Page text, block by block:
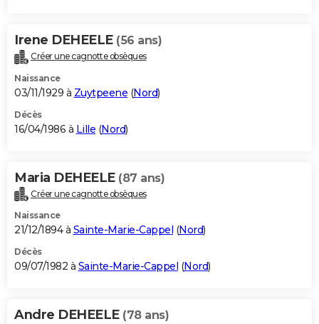
Irene DEHEELE (56 ans)
Créer une cagnotte obsèques
Naissance
03/11/1929 à Zuytpeene (Nord)
Décès
16/04/1986 à Lille (Nord)
Maria DEHEELE (87 ans)
Créer une cagnotte obsèques
Naissance
21/12/1894 à Sainte-Marie-Cappel (Nord)
Décès
09/07/1982 à Sainte-Marie-Cappel (Nord)
Andre DEHEELE (78 ans)